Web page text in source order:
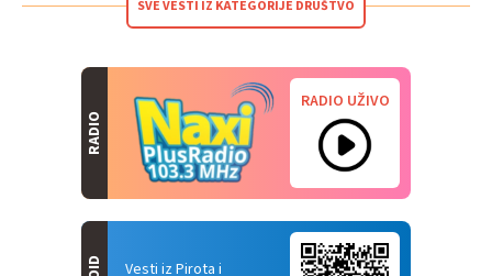
SVE VESTI IZ KATEGORIJE DRUŠTVO
RADIO
RADIO UŽIVO
Vesti iz Pirota i